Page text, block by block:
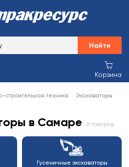
Найти
Корзина
строительная техника
Экскаваторы
в Самаре 8 товаров
Гусеничные экскаваторы